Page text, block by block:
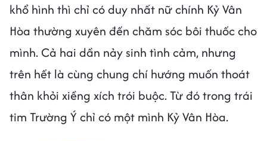
khổ hình thì chỉ có duy nhất nữ chính Kỷ Vân
Hòa thường xuyên đến chăm sóc bôi thuốc cho
mình. Cả hai dần nảy sinh tình cảm, nhưng
trên hết là cùng chung chí hướng muốn thoát
thân khỏi xiềng xích trói buộc. Từ đó trong trái
tim Trường Ý chỉ có một mình Kỷ Vân Hòa.